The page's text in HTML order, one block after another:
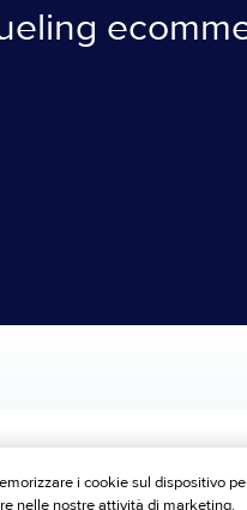
i cookie sul dispositivo
nelle nostre attività di marketing.